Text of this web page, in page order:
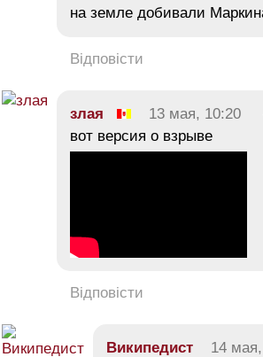
на земле добивали
Відповісти
злая 13 мая, 10:20
вот версия о взрыве
Відповісти
Википедист 14